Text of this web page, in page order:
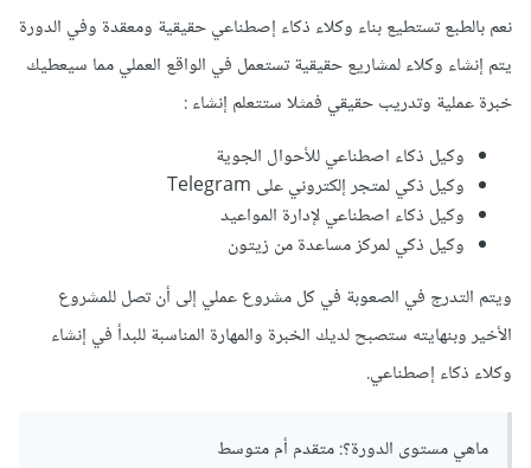
نعم بالطبع تستطيع بناء وكلاء ذكاء إصطناعي حقيقية ومعقدة وفي الدورة
يتم إنشاء وكلاء لمشاريع حقيقية تستعمل في الواقع العملي مما سيعطيك
خبرة عملية وتدريب حقيقي فمثلا ستتعلم إنشاء
وكيل ذكاء اصطناعي للأحوال الجوية
وكيل ذكي لمتجر إلكتروني على Telegram
وكيل ذكاء اصطناعي لإدارة المواعيد
وكيل ذكي لمركز مساعدة من زيتون
ويتم التدرج في الصعوبة في كل مشروع عملي إلى أن تصل للمشروع
الأخير وبنهايته ستصبح لديك الخبرة والمهارة المناسبة للبدأ في إنشاء
وكلاء ذكاء إصطناعي.
ماهي مستوى الدورة؟: متقدم أم متوسط